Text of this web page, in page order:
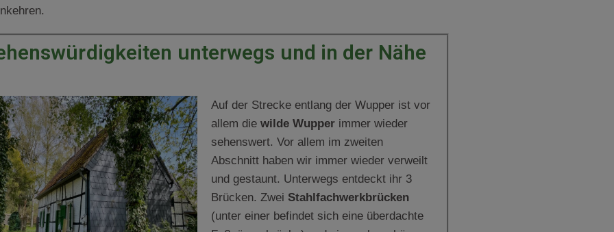
unterwegs und in der Nähe
Auf der Strecke entlang der Wupper ist vor
allem diewilde Wupper immer wieder
sehenswert. Vor allem im zweiten
Abschnitt haben wir immer wieder verweilt
und gestaunt. Unterwegs entdeckt ihr 3
Brücken. Zwei Stahlfachwerkbrücken
(unter einer befindet sich eine überdachte